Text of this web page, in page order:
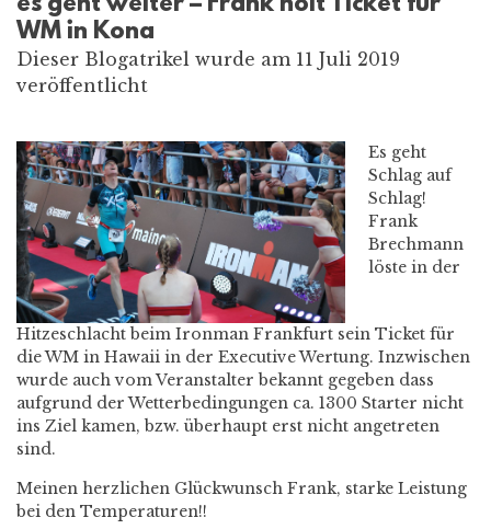
WM in Kona
Dieser Blogatrikel wurde am 11 Juli 2019
veröffentlicht
Es geht
Schlag auf
Schlag!
Frank
Brechmann
löste in der
Hitzeschlacht beim Ironman Frankfurt sein Ticket für
die WM in Hawaii in der Executive Wertung. Inzwischen
wurde auch vom Veranstalter bekannt gegeben dass
aufgrund der Wetterbedingungen ca. 1300 Starter nicht
ins Ziel kamen, bzw. überhaupt erst nicht angetreten
sind.
Meinen herzlichen Glückwunsch Frank, starke Leistung
bei den Temperaturen!!